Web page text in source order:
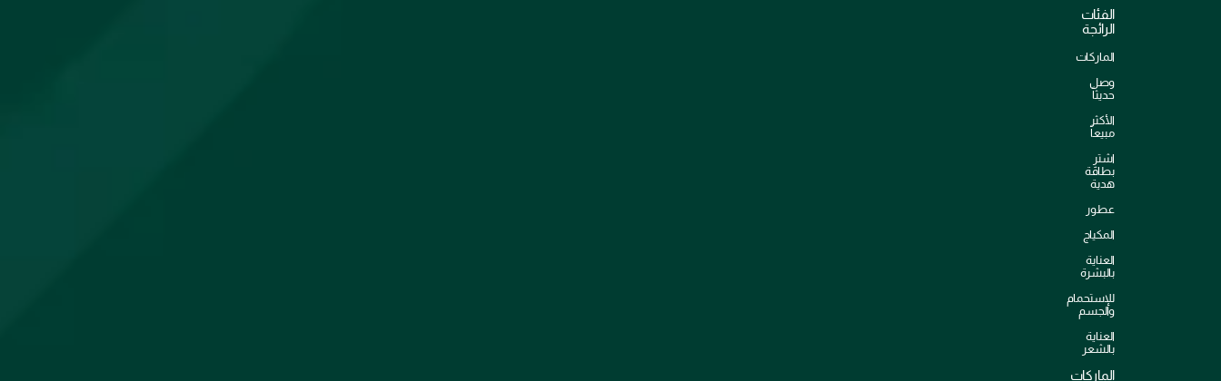
الفئات
الرائجة
الماركات
وصل
حديثاً
الأكثر
مبيعاً
اشترِ
بطاقة
هدية
عطور
المكياج
العناية
بالبشرة
للإستحمام
والجسم
العناية
بالشعر
الماركات